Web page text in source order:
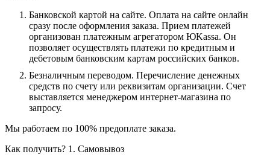
Банковской картой на сайте. Оплата на сайте онлайн
сразу после оформления заказа. Прием платежей
организован платежным агрегатором ЮKassa. Он
позволяет осуществлять платежи по кредитным и
дебетовым банковским картам российских банков.
Безналичным переводом. Перечисление денежных
средств по счету или реквизитам организации. Счет
выставляется менеджером интернет-магазина по
запросу.
Мы работаем по 100% предоплате заказа.
Как получить? 1. Самовывоз